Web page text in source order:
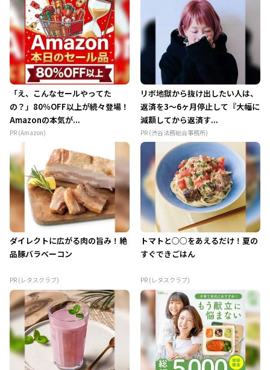
「え、こんなセールやってた
の？」80％OFF以上が続々登場！
Amazonの本気が...
PR (Amazon)
リボ地獄から抜け出したい人は、
返済を3～6ヶ月停止して『大幅に
減額してから返済す...
PR (渋谷法務総合事務所)
ダイレクトに広がる肉の旨み！絶
品豚バラベーコン
PR (レタスクラブ)
トマトと○○をあえるだけ！夏の
すぐできごはん
PR (レタスクラブ)